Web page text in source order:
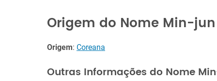
Origem do Nome Min-jun
Origem: Coreana
Outras Informações do Nome